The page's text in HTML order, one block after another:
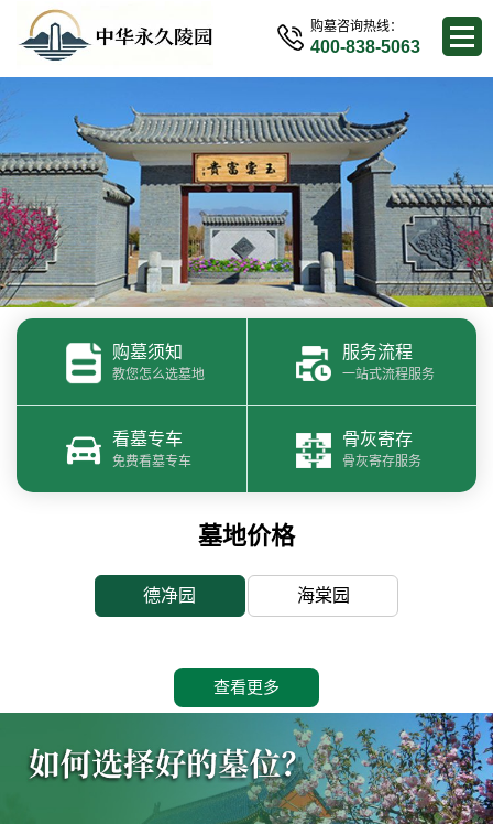
购墓咨询热线：
400-838-5063
购墓须知
教您怎么选墓地
服务流程
一站式流程服务
看墓专车
免费看墓专车
骨灰寄存
骨灰寄存服务
墓地价格
德净园 海棠园
查看更多